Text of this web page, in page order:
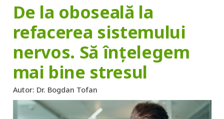
De la oboseală la
refacerea sistemului
nervos. Să înțelegem
mai bine stresul
Autor: Dr. Bogdan Tofan